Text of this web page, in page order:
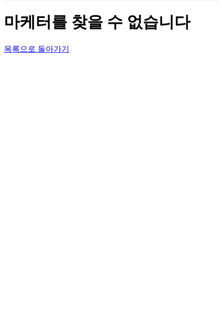
마케터를 찾을 수 없습니다
목록으로 돌아가기